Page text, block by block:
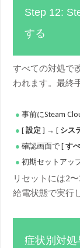
Step 12:
する
すべての対処で
われます。最終
事前にSteam
[設定 ] → [ シス
確認画面で [す
初期セットアッ
リセットには2
給電状態で実行
症状別対処